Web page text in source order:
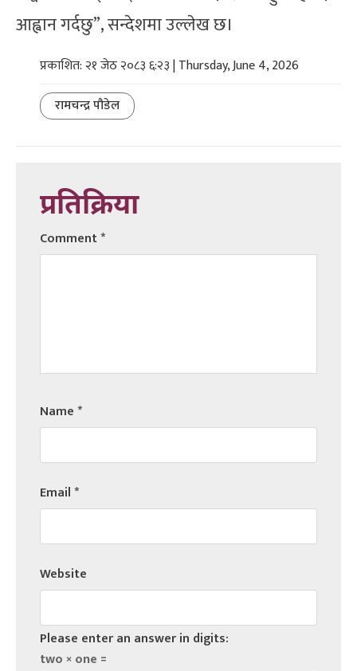
आह्वान गर्दछु”, सन्देशमा उल्लेख छ।
प्रकाशित: २१ जेठ २०८३ ६:२३ | Thursday, June 4, 2026
रामचन्द्र पौडेल
प्रतिक्रिया
Comment*
Name*
Email*
Website
Please enter an answer in digits:
two × one =